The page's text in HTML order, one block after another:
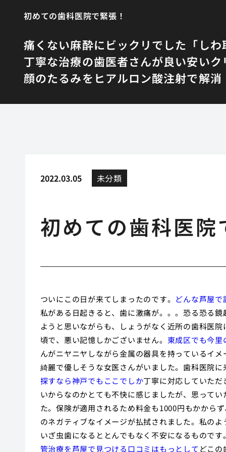
初めての歯科医院で緊張！
痛くない麻酔にビックリでした 「し
丁寧な治療の歯医者さんが良い安いク
顔のたるみをヒアルロン酸注射で解消
2022.03.05 未分類
初めての歯科医院
ついにこの日が来てしまったのです。 どんな芦屋
私がある日起きると、歯に激痛が。。。恐る恐る
ようと思いながらも、しょうがなく近所の歯科医
頃で、悪い記憶しかございません。 東成区でも今
んがニヤニヤしながら金属の器具を持っているイ
綺麗で優しそうな女医さんがいました。歯科医院
探すなら神戸でもここでしか丁寧に対応していた
いからなのかとても不快に感じましたが、思って
た。保険が適用されるため料金も1000円もかから
のネガティブなイメージが払拭されました。私の
いざ虫歯になるととんでもなく不安になるもので
管治療を芦屋で見つける口コミはもっとしてどこ